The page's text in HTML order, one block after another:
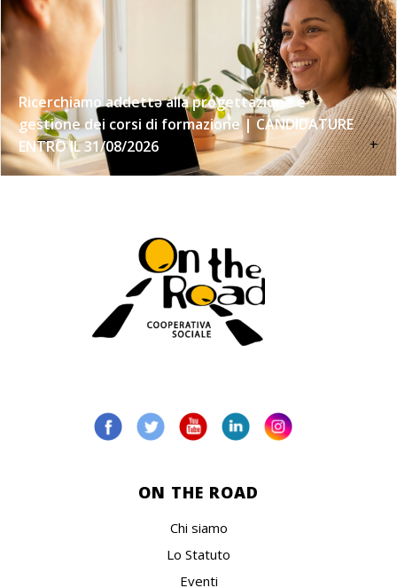
Ricerchiamo addettə alla progettazione e
gestione dei corsi di formazione | CANDIDATURE
ENTRO IL 31/08/2026
+
ON THE ROAD
Chi siamo
Lo Statuto
Eventi